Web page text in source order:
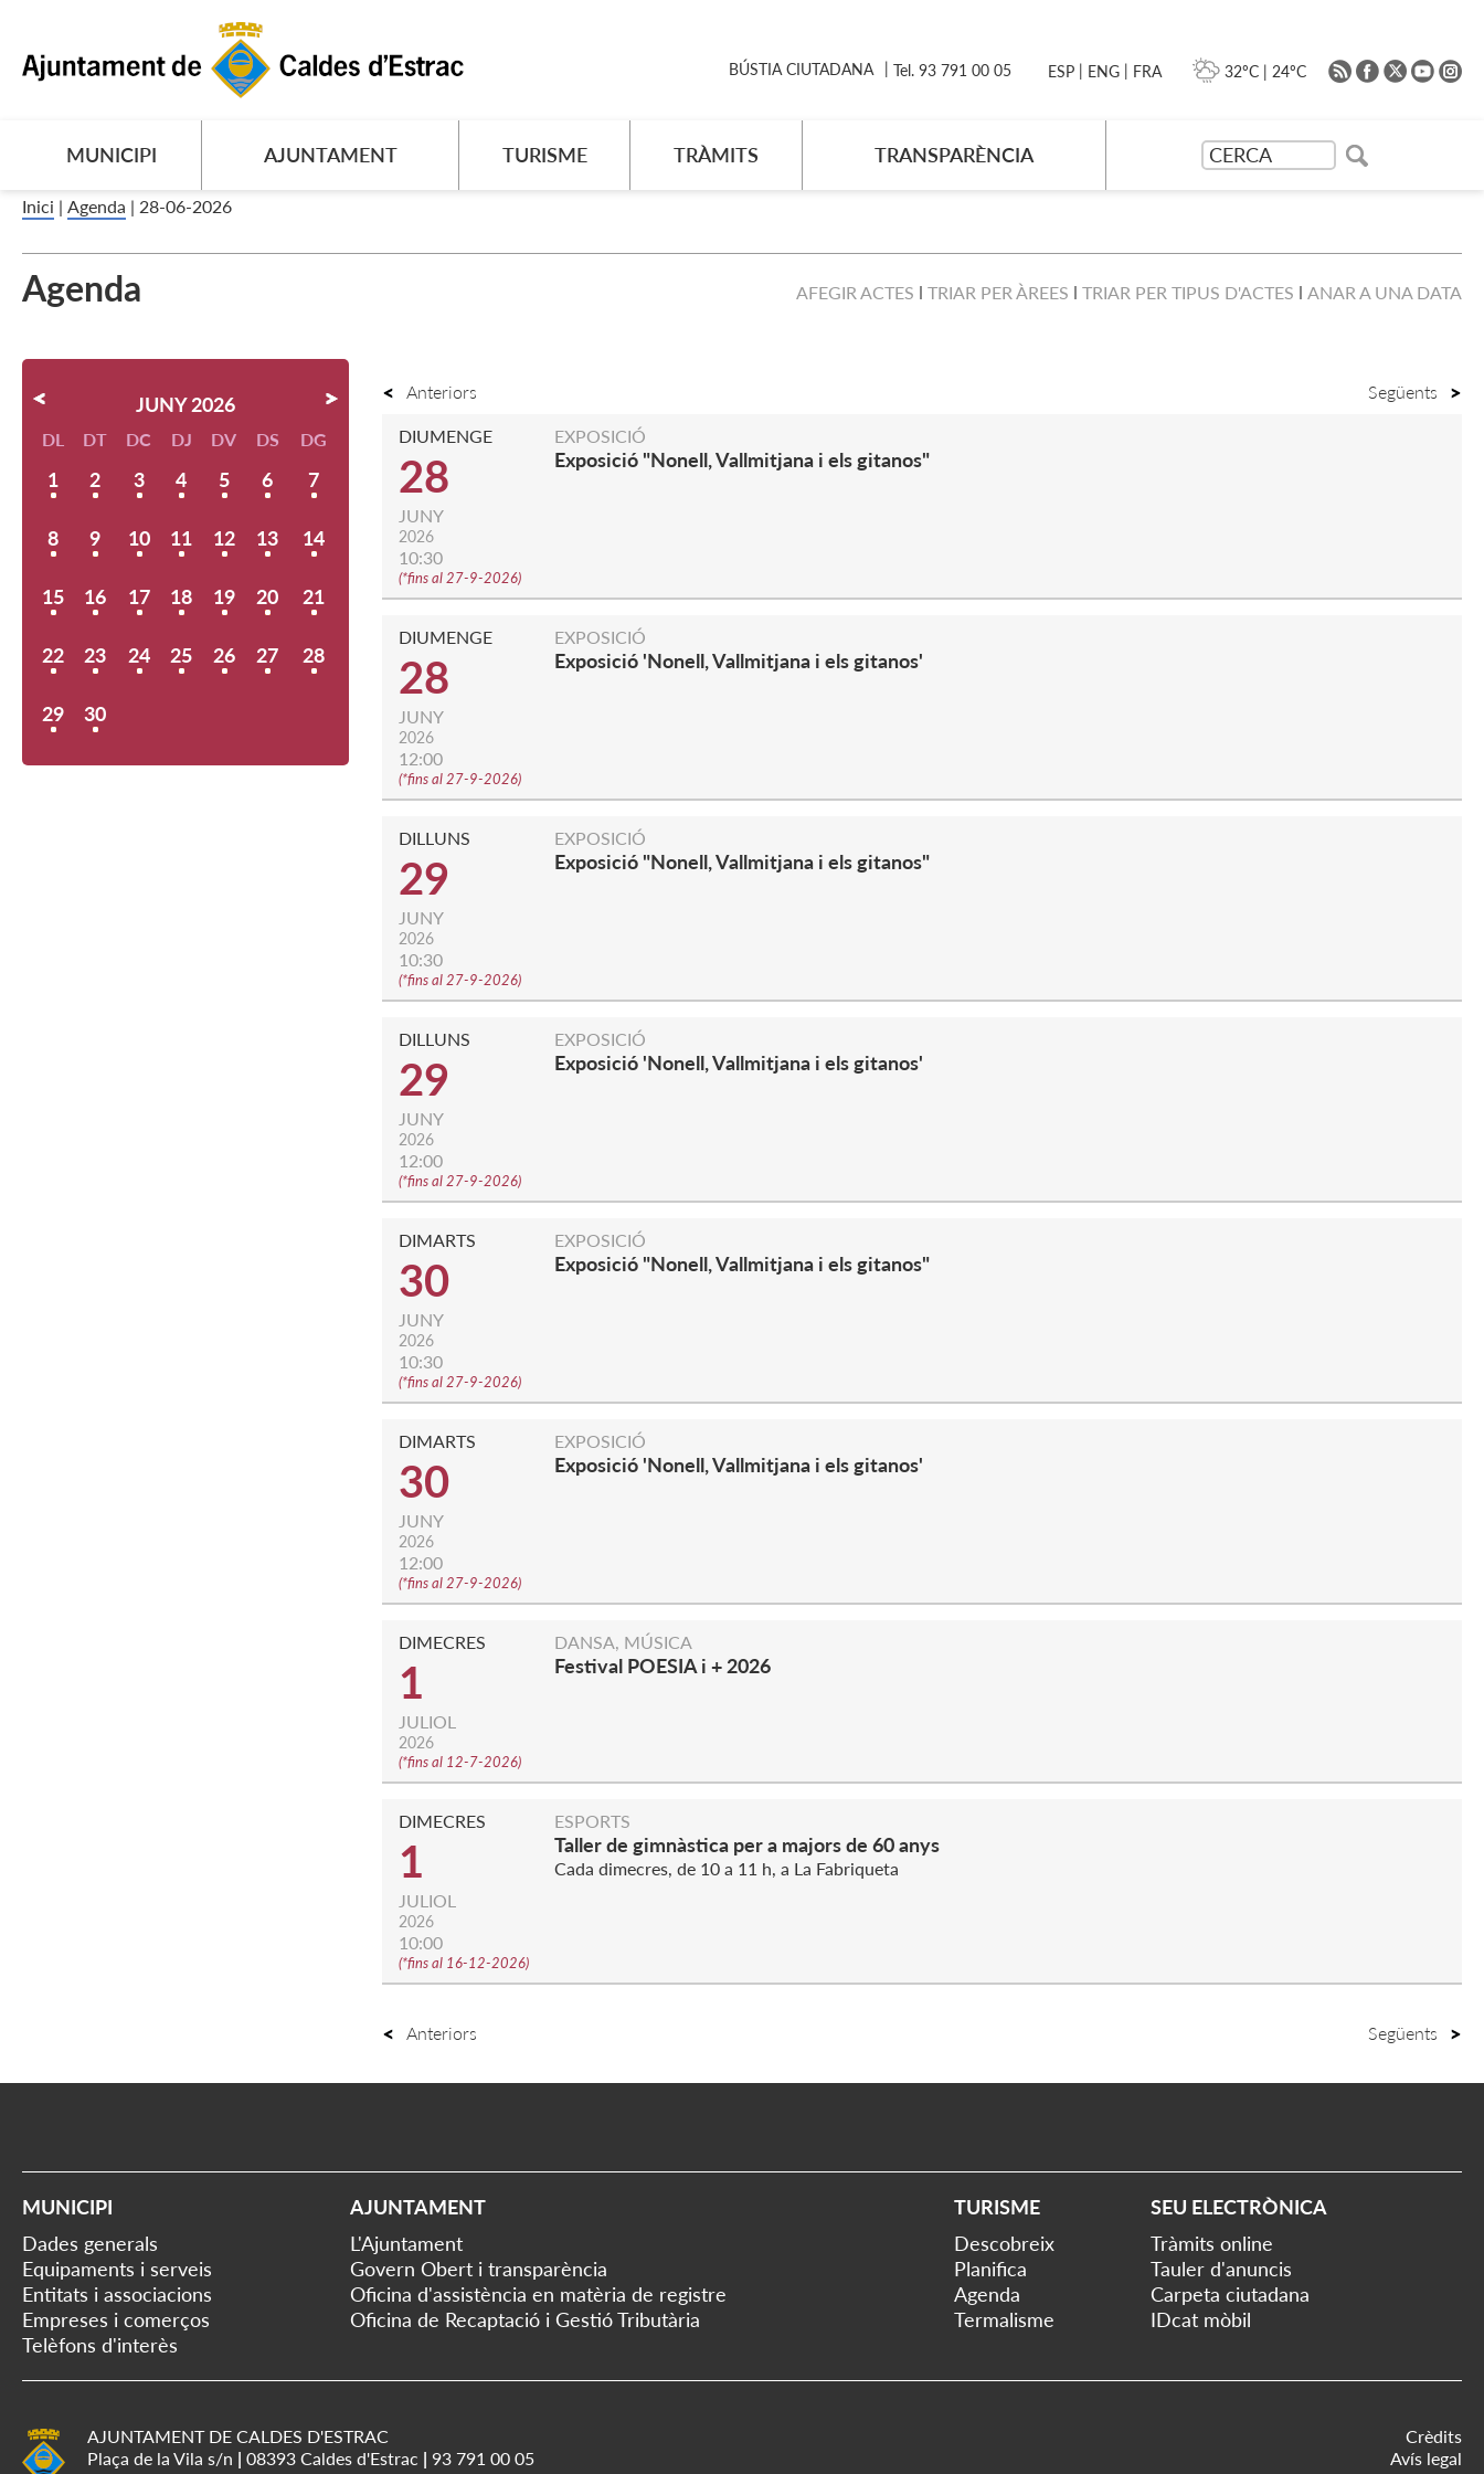
MUNICIPI AJUNTAMENT TURISME TRÀMITS TRANSPARÈNCIA
BÚSTIA CIUTADANA Tel. 93 791 00 05 ESP | ENG | FRA 32ºC | 24ºC
Inici | Agenda | 28-06-2026
Agenda AFEGIR ACTES TRIAR PER ÀREES TRIAR PER TIPUS D'ACTES ANAR A UNA DATA
JUNY 2026
DL DT DC DJ DV DS DG
1 2 3 4 5 6 7
8 9 10 11 12 13 14
15 16 17 18 19 20 21
22 23 24 25 26 27 28
29 30
Anteriors Següents
DIUMENGE
28
JUNY
2026
10:30
(*fins al 27-9-2026)
EXPOSICIÓ
Exposició "Nonell, Vallmitjana i els gitanos"
DIUMENGE
28
JUNY
2026
12:00
(*fins al 27-9-2026)
EXPOSICIÓ
Exposició 'Nonell, Vallmitjana i els gitanos'
DILLUNS
29
JUNY
2026
10:30
(*fins al 27-9-2026)
EXPOSICIÓ
Exposició "Nonell, Vallmitjana i els gitanos"
DILLUNS
29
JUNY
2026
12:00
(*fins al 27-9-2026)
EXPOSICIÓ
Exposició 'Nonell, Vallmitjana i els gitanos'
DIMARTS
30
JUNY
2026
10:30
(*fins al 27-9-2026)
EXPOSICIÓ
Exposició "Nonell, Vallmitjana i els gitanos"
DIMARTS
30
JUNY
2026
12:00
(*fins al 27-9-2026)
EXPOSICIÓ
Exposició 'Nonell, Vallmitjana i els gitanos'
DIMECRES
1
JULIOL
2026
(*fins al 12-7-2026)
DANSA, MÚSICA
Festival POESIA i + 2026
DIMECRES
1
JULIOL
2026
10:00
(*fins al 16-12-2026)
ESPORTS
Taller de gimnàstica per a majors de 60 anys
Cada dimecres, de 10 a 11 h, a La Fabriqueta
Anteriors Següents
MUNICIPI
Dades generals
Equipaments i serveis
Entitats i associacions
Empreses i comerços
Telèfons d'interès
AJUNTAMENT
L'Ajuntament
Govern Obert i transparència
Oficina d'assistència en matèria de registre
Oficina de Recaptació i Gestió Tributària
TURISME
Descobreix
Planifica
Agenda
Termalisme
SEU ELECTRÒNICA
Tràmits online
Tauler d'anuncis
Carpeta ciutadana
IDcat mòbil
AJUNTAMENT DE CALDES D'ESTRAC
Plaça de la Vila s/n | 08393 Caldes d'Estrac | 93 791 00 05
Crèdits
Avís legal